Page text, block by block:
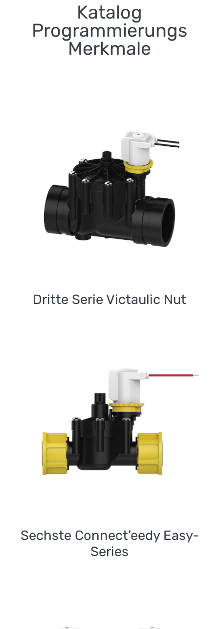
Katalog
Programmierungs
Merkmale
Dritte Serie Victaulic
Dritte Serie Victaulic Nut
Sechste Connect’eedy
Easy-Series
Sechste Connect’eedy Easy-
Series